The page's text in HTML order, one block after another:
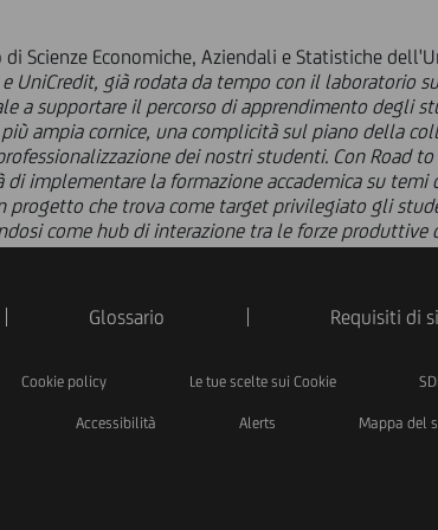
Scienze Economiche, Aziendali e Statistiche
UniCredit, già rodata da tempo con il laboratorio
a supportare il percorso di apprendimento degli
ampia cornice, una complicità sul piano della
dei nostri studenti. Con Road to
implementare la formazione accademica su temi
che trova come target privilegiato gli
come hub di interazione tra le forze produttive
Glossario Requisiti di
Cookie policy Le tue scelte sui Cookie
Accessibilità Alerts Mappa del